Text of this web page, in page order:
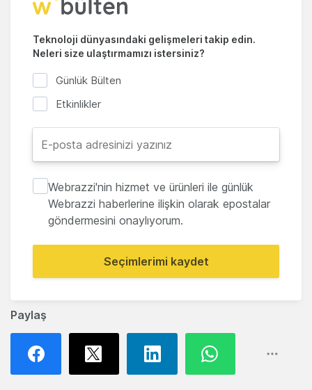
Paylaş
Teknoloji dünyasındaki gelişmeleri takip edin.
Neleri size ulaştırmamızı istersiniz?
Günlük Bülten
Etkinlikler
Webrazzi'nin hizmet ve ürünleri ile günlük
Webrazzi haberlerine ilişkin olarak epostalar
göndermesini onaylıyorum.
Seçimlerimi kaydet